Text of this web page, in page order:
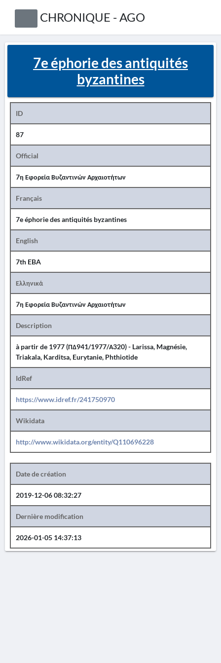
CHRONIQUE - AGO
7e éphorie des antiquités
byzantines
ID
87
Official
7η Εφορεία Βυζαντινών Αρχαιοτήτων
Français
7e éphorie des antiquités byzantines
English
7th EBA
Ελληνικά
7η Εφορεία Βυζαντινών Αρχαιοτήτων
Description
à partir de 1977 (ΠΔ941/1977/Α320) - Larissa, Magnésie,
Triakala, Karditsa, Eurytanie, Phthiotide
IdRef
https://www.idref.fr/241750970
Wikidata
http://www.wikidata.org/entity/Q110696228
Date de création
2019-12-06 08:32:27
Dernière modification
2026-01-05 14:37:13